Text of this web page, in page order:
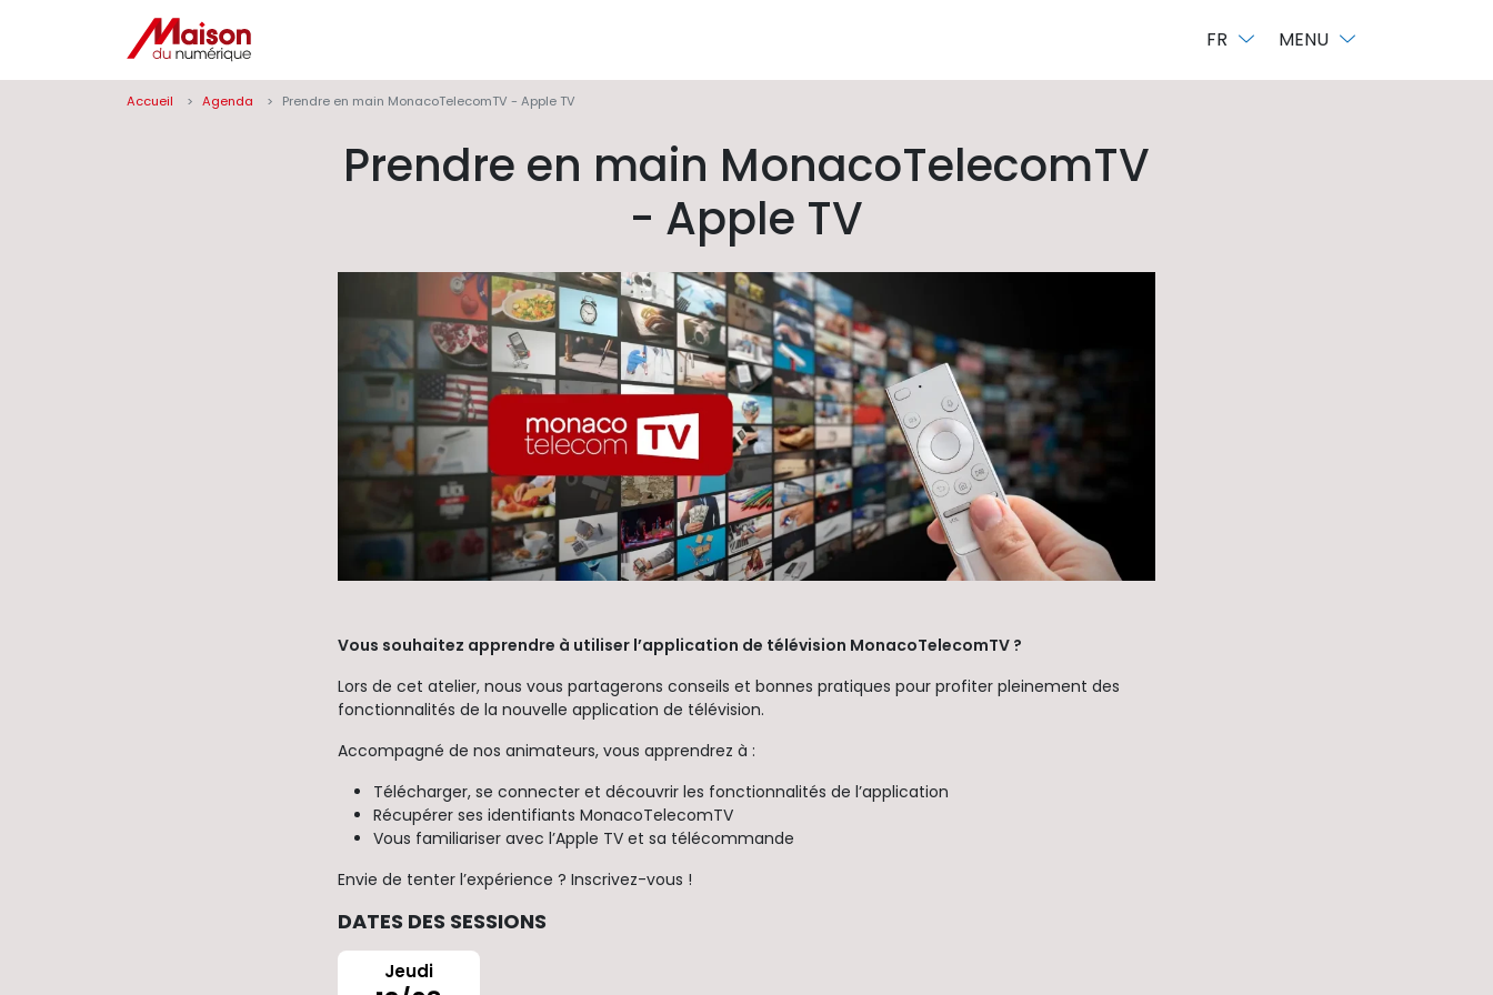
FR MENU
Accueil Agenda Prendre en main MonacoTelecomTV - Apple TV
Prendre en main MonacoTelecomTV
- Apple TV
Vous souhaitez apprendre à utiliser l’application de télévision MonacoTelecomTV ?
Lors de cet atelier, nous vous partagerons conseils et bonnes pratiques pour profiter pleinement des
fonctionnalités de la nouvelle application de télévision.
Accompagné de nos animateurs, vous apprendrez à :
Télécharger, se connecter et découvrir les fonctionnalités de l’application
Récupérer ses identifiants MonacoTelecomTV
Vous familiariser avec l’Apple TV et sa télécommande
Envie de tenter l’expérience ? Inscrivez-vous !
DATES DES SESSIONS
Jeudi